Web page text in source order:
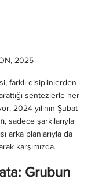
2025
farklı disiplinlerden
sentezlerle her
2024 yılının Şubat
, sadece şarkılarıyla
arka planlarıyla da
karşımızda.
Grubun